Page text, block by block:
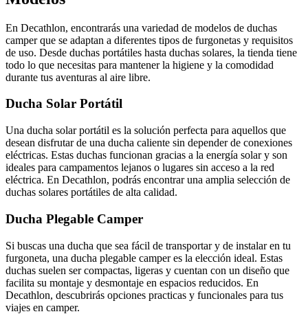
En Decathlon, encontrarás una variedad de modelos de duchas
camper que se adaptan a diferentes tipos de furgonetas y requisitos
de uso. Desde duchas portátiles hasta duchas solares, la tienda tiene
todo lo que necesitas para mantener la higiene y la comodidad
durante tus aventuras al aire libre.
Ducha Solar Portátil
Una ducha solar portátil es la solución perfecta para aquellos que
desean disfrutar de una ducha caliente sin depender de conexiones
eléctricas. Estas duchas funcionan gracias a la energía solar y son
ideales para campamentos lejanos o lugares sin acceso a la red
eléctrica. En Decathlon, podrás encontrar una amplia selección de
duchas solares portátiles de alta calidad.
Ducha Plegable Camper
Si buscas una ducha que sea fácil de transportar y de instalar en tu
furgoneta, una ducha plegable camper es la elección ideal. Estas
duchas suelen ser compactas, ligeras y cuentan con un diseño que
facilita su montaje y desmontaje en espacios reducidos. En
Decathlon, descubrirás opciones practicas y funcionales para tus
viajes en camper.